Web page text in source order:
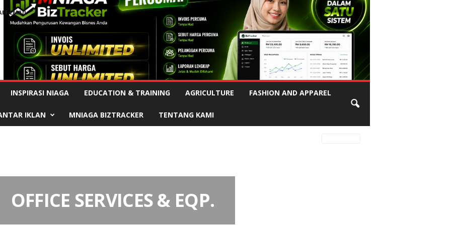
EMAIL
Advertisement
INSPIRASI NIAGA EDUCATION & TRAINING AGRICULTURE FASHION AND APPAREL
IKLAN MNIAGA BIZTRACKER TENTANG KAMI
OFFICE SERVICES & EQP.